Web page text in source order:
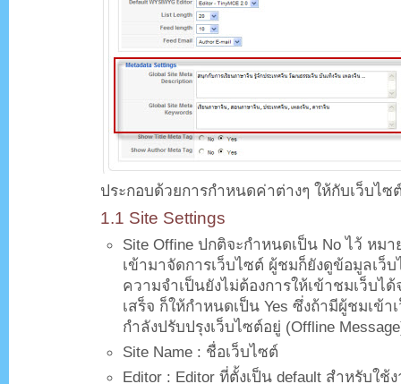
ประกอบด้วยการกำหนดค่าต่างๆ ให้กับเว็บไซ
1.1 Site Settings
Site Offine ปกติจะกำหนดเป็น No ไว้ หม
เข้ามาจัดการเว็บไซต์ ผู้ชมก็ยังดูข้อมูลเว็
ความจำเป็นยังไม่ต้องการให้เข้าชมเว็บไ
เสร็จ ก็ให้กำหนดเป็น Yes ซึ่งถ้ามีผู้ชมเข้
กำลังปรับปรุงเว็บไซต์อยู่ (Offline
Site Name : ชื่อเว็บไซต์
Editor : Editor ที่ตั้งเป็น default สำหรับใช้